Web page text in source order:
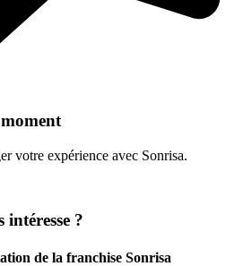
votre expérience avec Sonrisa.
intéresse ?
de la franchise Sonrisa